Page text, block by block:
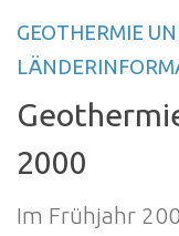
GEOTHERMIE
2000
Im Frühjahr